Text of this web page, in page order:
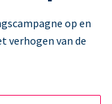
op en
verhogen van de